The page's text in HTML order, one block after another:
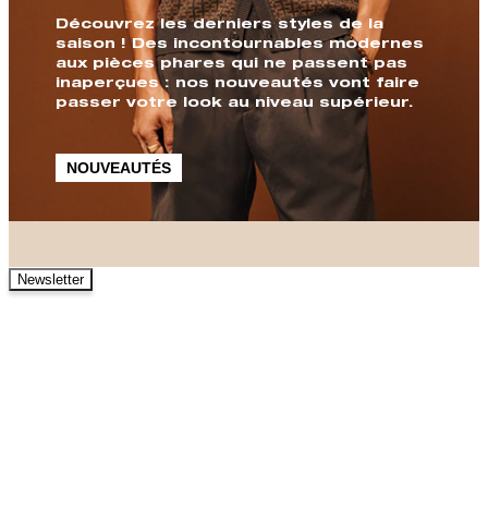
Découvrez les derniers styles de la
saison ! Des incontournables modernes
aux pièces phares qui ne passent pas
inaperçues : nos nouveautés vont faire
passer votre look au niveau supérieur.
NOUVEAUTÉS
Newsletter